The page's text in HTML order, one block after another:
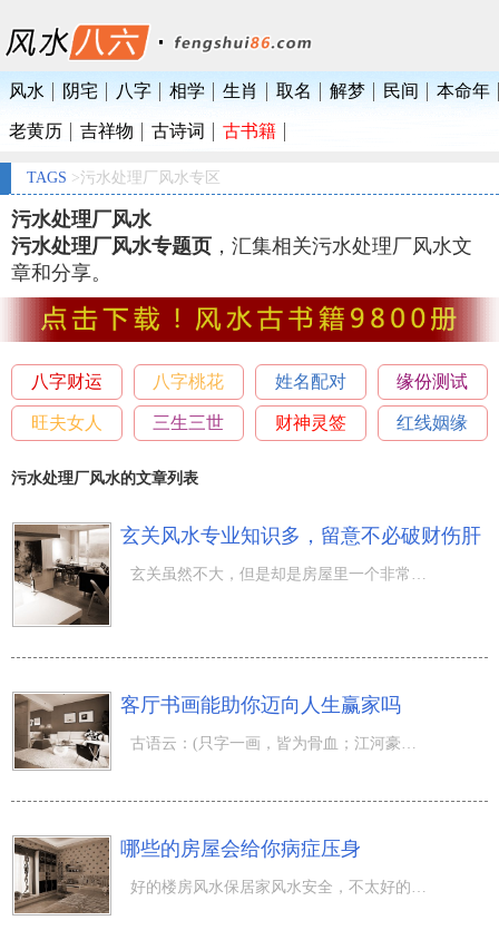
风水 阴宅 八字 相学 生肖 取名 解梦 民间 本命年
老黄历 吉祥物 古诗词 古书籍
TAGS >污水处理厂风水专区
污水处理厂风水
污水处理厂风水专题页 ，汇集相关污水处理厂风水文
章和分享。
八字财运 八字桃花 姓名配对 缘份测试
旺夫女人 三生三世 财神灵签 红线姻缘
污水处理厂风水的文章列表
玄关风水专业知识多，留意不必破财伤肝
玄关虽然不大，但是却是房屋里一个非常重要的位置，关系着从屋内到屋外的气运，如果布置的不好，就可能会漏
客厅书画能助你迈向人生赢家吗
哪些的房屋会给你病症压身